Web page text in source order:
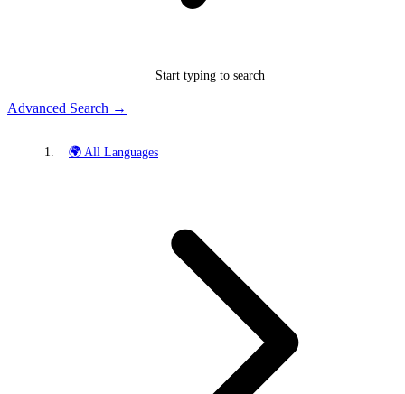
Start typing to search
Advanced Search →
🌍 All Languages